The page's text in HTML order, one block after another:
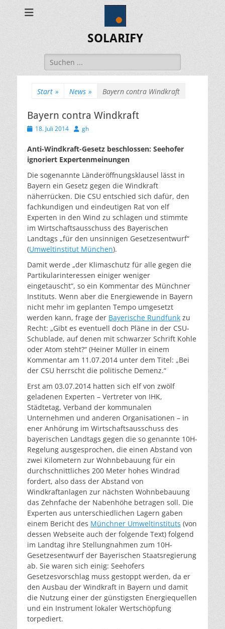
SOLARIFY
Suchen
nach:
Start » News » Bayern contra Windkraft
Bayern contra Windkraft
Veröffentlicht
18. Juli 2014 Autor
gh
Anti-Windkraft-Gesetz beschlossen: Seehofer
ignoriert Expertenmeinungen
Die sogenannte Länderöffnungsklausel lässt in
Bayern ein Gesetz gegen die Windkraft
näherrücken. Die CSU entschied sich dafür, den
fachkundigen und eindeutigen Rat von elf
Experten in den Wind zu schlagen und stimmte
im Wirtschaftsausschuss des Bayerischen
Landtags „für den unsinnigen Gesetzesentwurf“
(Umweltinstitut München).
Damit werde „der Klimaschutz für alle gegen die
Partikularinteressen einiger weniger
eingetauscht“, so ein Kommentar des Münchner
Instituts. Wenn aber die Energiewende in Bayern
nicht mehr im geplanten Tempo umgesetzt
werden kann, frage der Bayerische Rundfunk zu
Recht: „Gibt es eventuell doch Pläne in der CSU-
Schublade, auf denen mit schwarzer Schrift Kohle
oder Atom steht?“ (Heiner Müller in einem
Kommentar am 11.07.2014 unter dem Titel: „Bei
der CSU herrscht die politische Demenz.“
Erst am 03.07.2014 hatten sich elf von zwölf
geladenen Experten – Vertreter von IHK,
Städtetag, Verband der kommunalen
Unternehmen und anderen Organisationen – in
ener Anhörung im Wirtschaftsausschuss des
bayerischen Landtags gegen die so genannte 10H-
Regelung ausgesprochen, die einen Abstand von
zwei Kilometern zur Wohnbebauung für ein
durchschnittliches 200 Meter hohes Windrad
fordert, also dass der Abstand von
Windkraftanlagen zur nächsten Wohnbebauung
das Zehnfache der Nabenhöhe betragen soll. Die
Experten aus unterschiedlichen Lagern gaben
einem Bericht des Münchner Umweltinstituts (von
dessen Webseite auch der folgende Text) folgend
im Landtag ihre Stellungnahmen zum 10H-
Gesetzesentwurf der Bayerischen Staatsregierung
ab. Sie waren sich einig: Seehofers
Gesetzesvorschlag muss gestoppt werden, da er
den Ausbau der Windkraft in Bayern und damit
die Nutzung einer der günstigsten Energiequellen
und ein Instrument lokaler Wertschöpfung
torpediert.